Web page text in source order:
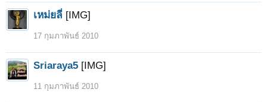
เหม่ยลี่ [IMG]
17 กุมภาพันธ์ 2010
Sriaraya5 [IMG]
11 กุมภาพันธ์ 2010